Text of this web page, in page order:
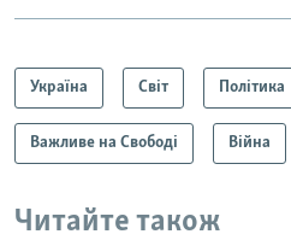
Україна Світ Політика
Важливе на Свободі Війна
Читайте також